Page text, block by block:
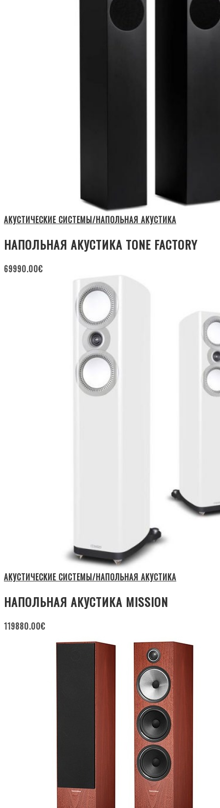
АКУСТИЧЕСКИЕ СИСТЕМЫ/НАПОЛЬНАЯ АКУСТИКА
НАПОЛЬНАЯ АКУСТИКА TONE FACTORY
69990.00€
АКУСТИЧЕСКИЕ СИСТЕМЫ/НАПОЛЬНАЯ АКУСТИКА
НАПОЛЬНАЯ АКУСТИКА MISSION
119880.00€